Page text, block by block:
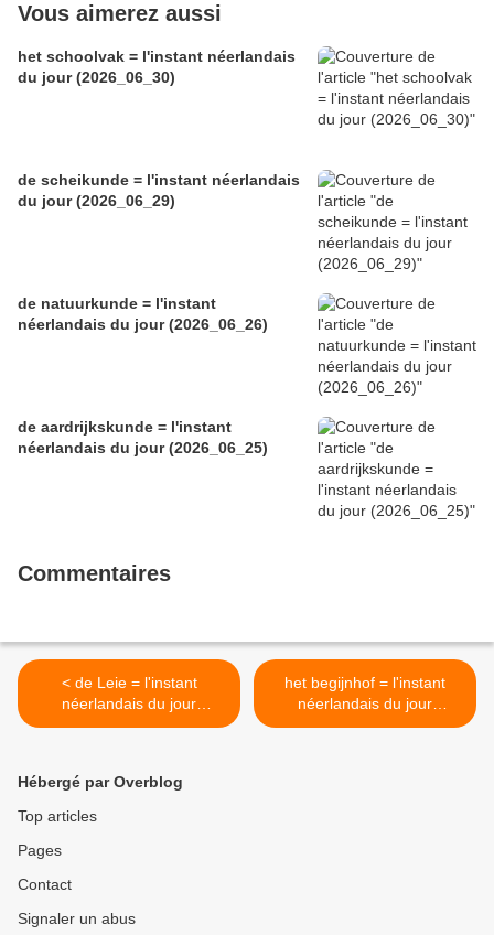
Vous aimerez aussi
het schoolvak = l'instant néerlandais
du jour (2026_06_30)
de scheikunde = l'instant néerlandais
du jour (2026_06_29)
de natuurkunde = l'instant
néerlandais du jour (2026_06_26)
de aardrijkskunde = l'instant
néerlandais du jour (2026_06_25)
Commentaires
< de Leie = l'instant
néerlandais du jour
(2025_06_18)
het begijnhof = l'instant
néerlandais du jour
(2025_06_20) >
Hébergé par Overblog
Top articles
Pages
Contact
Signaler un abus